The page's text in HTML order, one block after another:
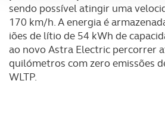
Adicionalmente partilhamos
utilização do nosso site de
parceiros e organizações na UE e
O ACP garantirá que as
sendo possível atingir uma
170 km/h. A energia é
iões de lítio de 54 kWh de
ao novo Astra Electric percorrer
quilómetros com zero emissões
WLTP.